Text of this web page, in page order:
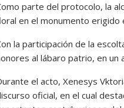
parte del protocolo, la
en el monumento erigido
la participación de la
al lábaro patrio, en
el acto, Xenesys
oficial, en el cual